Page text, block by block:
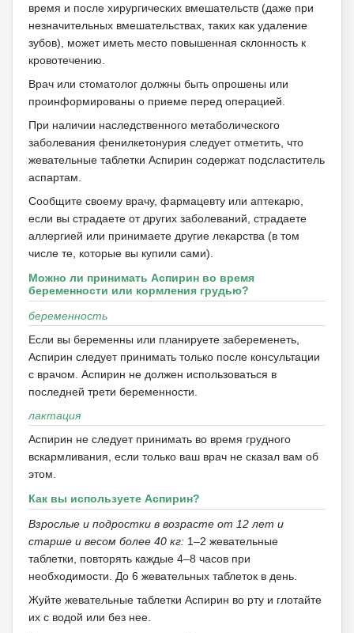
время и после хирургических вмешательств (даже при
незначительных вмешательствах, таких как удаление
зубов), может иметь место повышенная склонность к
кровотечению.
Врач или стоматолог должны быть опрошены или
проинформированы о приеме перед операцией.
При наличии наследственного метаболического
заболевания фенилкетонурия следует отметить, что
жевательные таблетки Аспирин содержат подсластитель
аспартам.
Сообщите своему врачу, фармацевту или аптекарю,
если вы страдаете от других заболеваний, страдаете
аллергией или принимаете другие лекарства (в том
числе те, которые вы купили сами).
Можно ли принимать Аспирин во время
беременности или кормления грудью?
беременность
Если вы беременны или планируете забеременеть,
Аспирин следует принимать только после консультации
с врачом. Аспирин не должен использоваться в
последней трети беременности.
лактация
Аспирин не следует принимать во время грудного
вскармливания, если только ваш врач не сказал вам об
этом.
Как вы используете Аспирин?
Взрослые и подростки в возрасте от 12 лет и
старше и весом более 40 кг: 1–2 жевательные
таблетки, повторять каждые 4–8 часов при
необходимости. До 6 жевательных таблеток в день.
Жуйте жевательные таблетки Аспирин во рту и глотайте
их с водой или без нее.